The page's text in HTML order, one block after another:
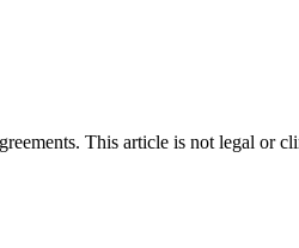
This article is not legal or